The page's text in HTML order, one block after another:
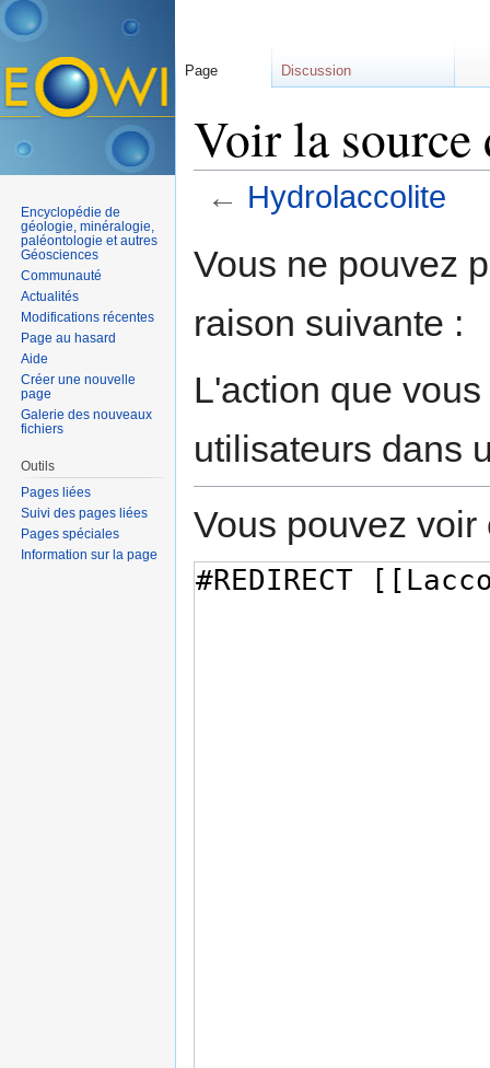
Voir la
← Hydrolaccolite
Vous ne pouvez
raison suivante :
L'action que
utilisateurs dans
Vous pouvez
Page Discussion
Encyclopédie de
géologie, minéralogie,
paléontologie et autres
Géosciences
Communauté
Actualités
Modifications récentes
Page au hasard
Aide
Créer une nouvelle
page
Galerie des nouveaux
fichiers
Outils
Pages liées
Suivi des pages liées
Pages spéciales
Information sur la page